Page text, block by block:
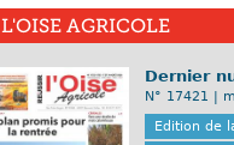
L'OISE AGRICOLE
Dernier
N° 17421 |
Edition de